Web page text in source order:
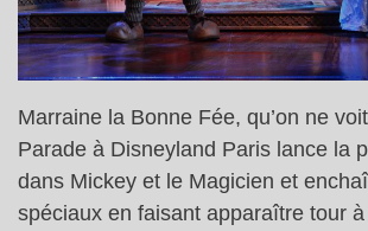
Marraine la Bonne Fée, qu’on ne
Parade à Disneyland Paris lance la
dans Mickey et le Magicien et
spéciaux en faisant apparaître tour